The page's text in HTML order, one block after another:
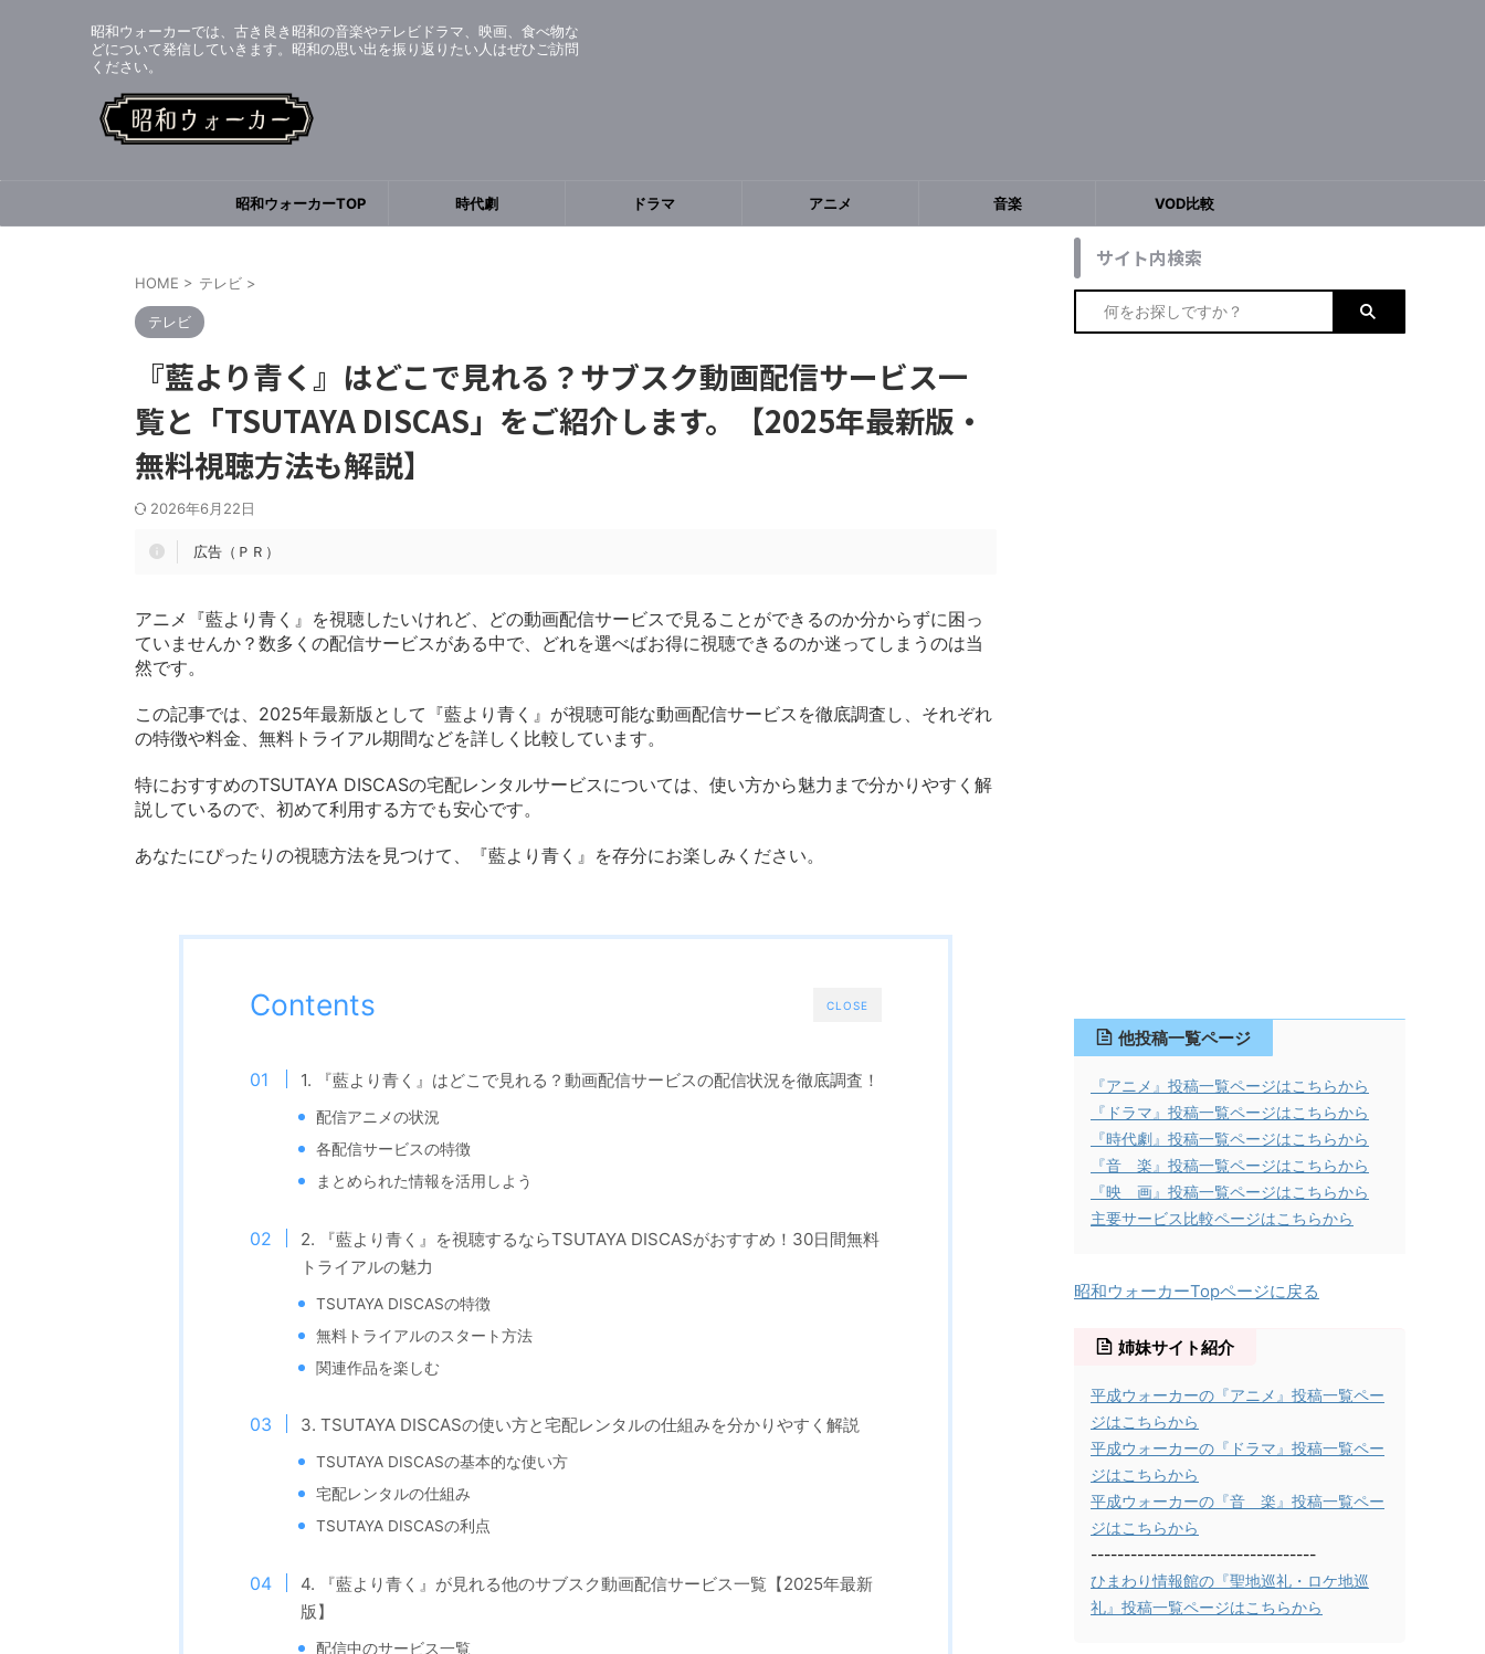
昭和ウォーカーでは、古き良き昭和の音楽やテレビドラマ、映画、食べ物な
どについて発信していきます。昭和の思い出を振り返りたい人はぜひご訪問
ください。
昭和ウォーカーTOP 時代劇 ドラマ アニメ 音楽 VOD比較
HOME > テレビ >
テレビ
『藍より青く』はどこで見れる？サブスク動画配信サービス一
覧と「TSUTAYA DISCAS」をご紹介します。【2025年最新版・
無料視聴方法も解説】
2026年6月22日
広告（ＰＲ）
アニメ『藍より青く』を視聴したいけれど、どの動画配信サービスで見ることができるのか分からずに困っ
ていませんか？数多くの配信サービスがある中で、どれを選べばお得に視聴できるのか迷ってしまうのは当
然です。
この記事では、2025年最新版として『藍より青く』が視聴可能な動画配信サービスを徹底調査し、それぞれ
の特徴や料金、無料トライアル期間などを詳しく比較しています。
特におすすめのTSUTAYA DISCASの宅配レンタルサービスについては、使い方から魅力まで分かりやすく解
説しているので、初めて利用する方でも安心です。
あなたにぴったりの視聴方法を見つけて、『藍より青く』を存分にお楽しみください。
CLOSE
Contents
1. 『藍より青く』はどこで見れる？動画配信サービスの配信状況を徹底調査！
配信アニメの状況
各配信サービスの特徴
まとめられた情報を活用しよう
2. 『藍より青く』を視聴するならTSUTAYA DISCASがおすすめ！30日間無料
トライアルの魅力
TSUTAYA DISCASの特徴
無料トライアルのスタート方法
関連作品を楽しむ
3. TSUTAYA DISCASの使い方と宅配レンタルの仕組みを分かりやすく解説
TSUTAYA DISCASの基本的な使い方
宅配レンタルの仕組み
TSUTAYA DISCASの利点
4. 『藍より青く』が見れる他のサブスク動画配信サービス一覧【2025年最新
版】
配信中のサービス一覧
サイト内検索
他投稿一覧ページ
『アニメ』投稿一覧ページはこちらから
『ドラマ』投稿一覧ページはこちらから
『時代劇』投稿一覧ページはこちらから
『音 楽』投稿一覧ページはこちらから
『映 画』投稿一覧ページはこちらから
主要サービス比較ページはこちらから
昭和ウォーカーTopページに戻る
姉妹サイト紹介
平成ウォーカーの『アニメ』投稿一覧ペー
ジはこちらから
平成ウォーカーの『ドラマ』投稿一覧ペー
ジはこちらから
平成ウォーカーの『音 楽』投稿一覧ペー
ジはこちらから
----------------------------------
ひまわり情報館の『聖地巡礼・ロケ地巡
礼』投稿一覧ページはこちらから